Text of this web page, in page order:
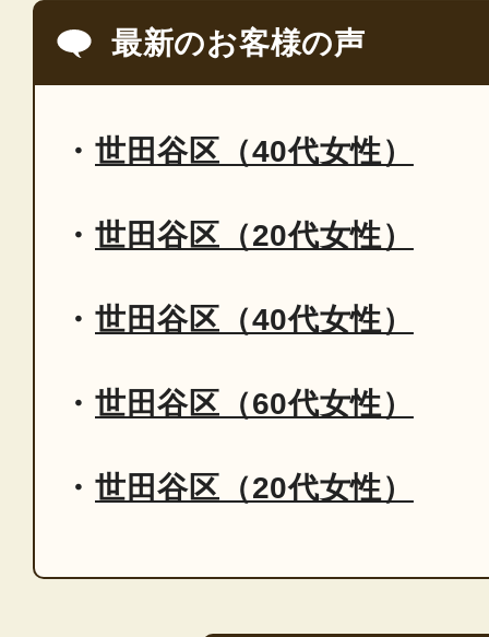
最新のお客様の声
世田谷区（40代女性）
世田谷区（20代女性）
世田谷区（40代女性）
世田谷区（60代女性）
世田谷区（20代女性）